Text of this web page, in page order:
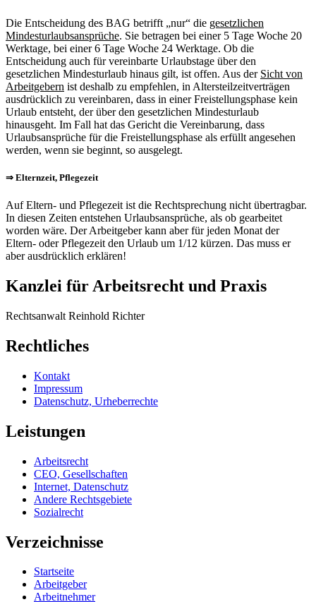
Die Entscheidung des BAG betrifft „nur“ die gesetzlichen
Mindesturlaubsansprüche. Sie betragen bei einer 5 Tage Woche 20
Werktage, bei einer 6 Tage Woche 24 Werktage. Ob die
Entscheidung auch für vereinbarte Urlaubstage über den
gesetzlichen Mindesturlaub hinaus gilt, ist offen. Aus der Sicht von
Arbeitgebern ist deshalb zu empfehlen, in Altersteilzeitverträgen
ausdrücklich zu vereinbaren, dass in einer Freistellungsphase kein
Urlaub entsteht, der über den gesetzlichen Mindesturlaub
hinausgeht. Im Fall hat das Gericht die Vereinbarung, dass
Urlaubsansprüche für die Freistellungsphase als erfüllt angesehen
werden, wenn sie beginnt, so ausgelegt.
⇒ Elternzeit, Pflegezeit
Auf Eltern- und Pflegezeit ist die Rechtsprechung nicht übertragbar.
In diesen Zeiten entstehen Urlaubsansprüche, als ob gearbeitet
worden wäre. Der Arbeitgeber kann aber für jeden Monat der
Eltern- oder Pflegezeit den Urlaub um 1/12 kürzen. Das muss er
aber ausdrücklich erklären!
Kanzlei für Arbeitsrecht und Praxis
Rechtsanwalt Reinhold Richter
Rechtliches
Kontakt
Impressum
Datenschutz, Urheberrechte
Leistungen
Arbeitsrecht
CEO, Gesellschaften
Internet, Datenschutz
Andere Rechtsgebiete
Sozialrecht
Verzeichnisse
Startseite
Arbeitgeber
Arbeitnehmer